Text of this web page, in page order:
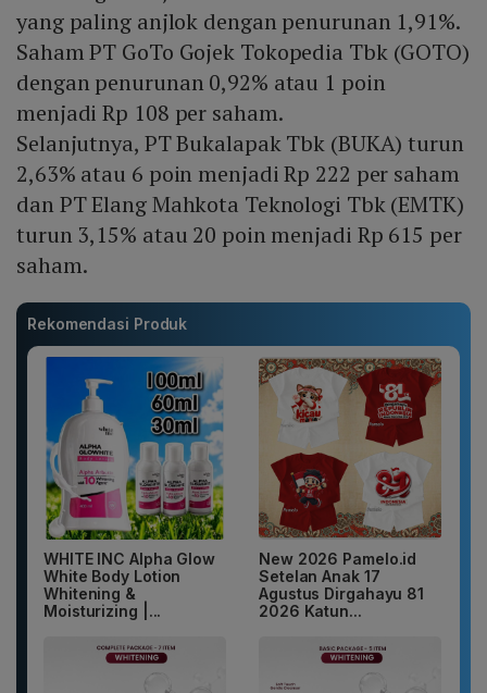
yang paling anjlok dengan penurunan 1,91%.
Saham PT GoTo Gojek Tokopedia Tbk (GOTO)
dengan penurunan 0,92% atau 1 poin
menjadi Rp 108 per saham.
Selanjutnya, PT Bukalapak Tbk (BUKA) turun
2,63% atau 6 poin menjadi Rp 222 per saham
dan PT Elang Mahkota Teknologi Tbk (EMTK)
turun 3,15% atau 20 poin menjadi Rp 615 per
saham.
Rekomendasi Produk
WHITE INC Alpha Glow
White Body Lotion
Whitening &
Moisturizing |...
New 2026 Pamelo.id
Setelan Anak 17
Agustus Dirgahayu 81
2026 Katun...